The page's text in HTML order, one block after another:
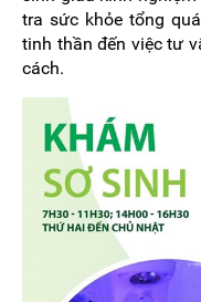
tra sức khỏe tổng
tinh thần đến việc tư
cách.